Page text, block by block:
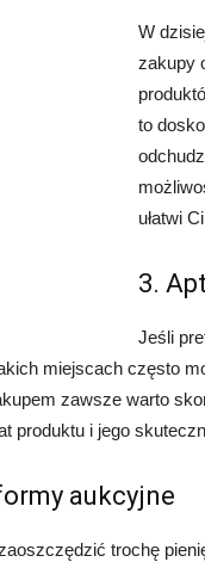
W
zakupy
to
ułatwi
3.
Jeśli
miejscach często
zawsze warto
produktu i jego
aukcyjne
trochę